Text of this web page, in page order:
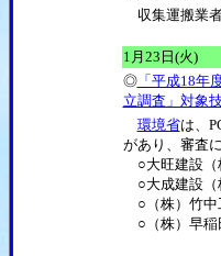
収集運搬業
1月23日(火)
◎「平成18年
立調査」対象
環境省は、
があり、審査
○大旺建設（
○大成建設（
○（株）竹中
○（株）早稲